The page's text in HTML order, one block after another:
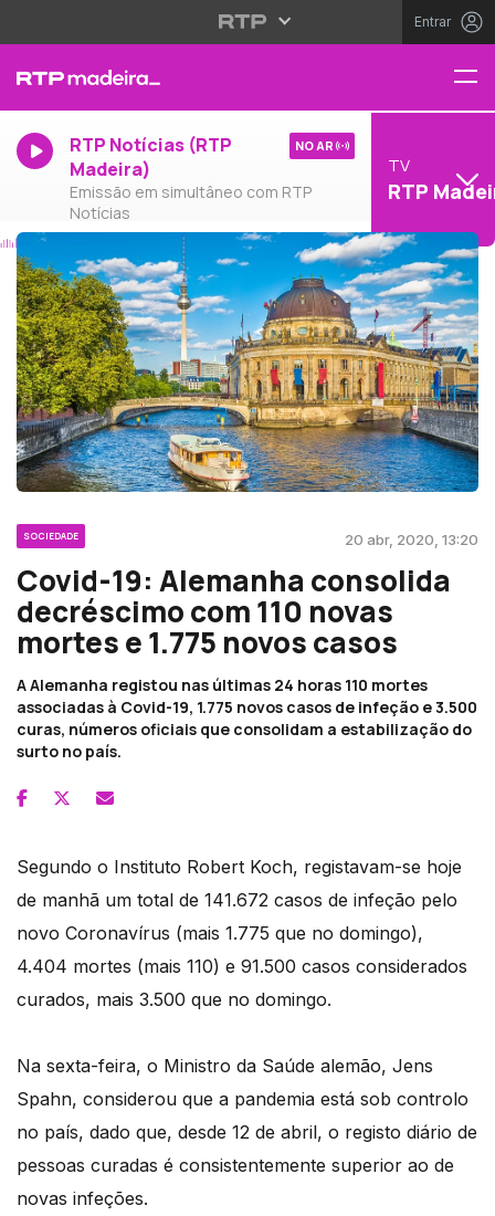
Entrar
RTP Notícias (RTP
Madeira)
Emissão em simultâneo com RTP
Notícias
NO AR
TV
RTP
SOCIEDADE 20 abr, 2020, 13:20
Covid-19: Alemanha consolida
decréscimo com 110 novas
mortes e 1.775 novos casos
A Alemanha registou nas últimas 24 horas 110 mortes
associadas à Covid-19, 1.775 novos casos de infeção e 3.500
curas, números oficiais que consolidam a estabilização do
surto no país.
Segundo o Instituto Robert Koch, registavam-se hoje
de manhã um total de 141.672 casos de infeção pelo
novo Coronavírus (mais 1.775 que no domingo),
4.404 mortes (mais 110) e 91.500 casos considerados
curados, mais 3.500 que no domingo.
Na sexta-feira, o Ministro da Saúde alemão, Jens
Spahn, considerou que a pandemia está sob controlo
no país, dado que, desde 12 de abril, o registo diário de
pessoas curadas é consistentemente superior ao de
novas infeções.